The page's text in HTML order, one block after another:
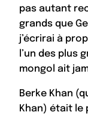
pas autant
grands que
j’écrirai à
l’un des plus
mongol ait
Berke Khan
Khan) était le